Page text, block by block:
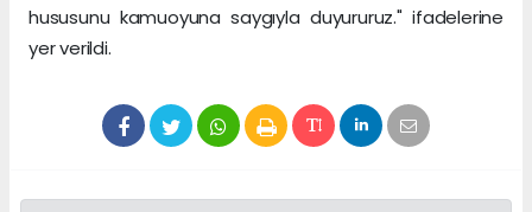
hususunu kamuoyuna saygıyla duyururuz." ifadelerine
yer verildi.